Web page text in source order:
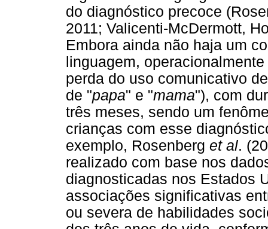
do diagnóstico precoce
2011; Valicenti-McDermott,
Embora ainda não haja um
linguagem,
perda do uso comunicativo
de "papa" e "mama"), com
três meses, sendo um
crianças com esse
exemplo, Rosenberg et al.
realizado com base nos
diagnosticadas nos Estados
associações significativas
ou severa de habilidades